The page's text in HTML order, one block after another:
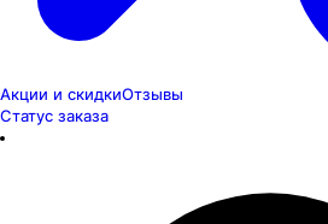
Акции и скидкиОтзывы
Статус заказа